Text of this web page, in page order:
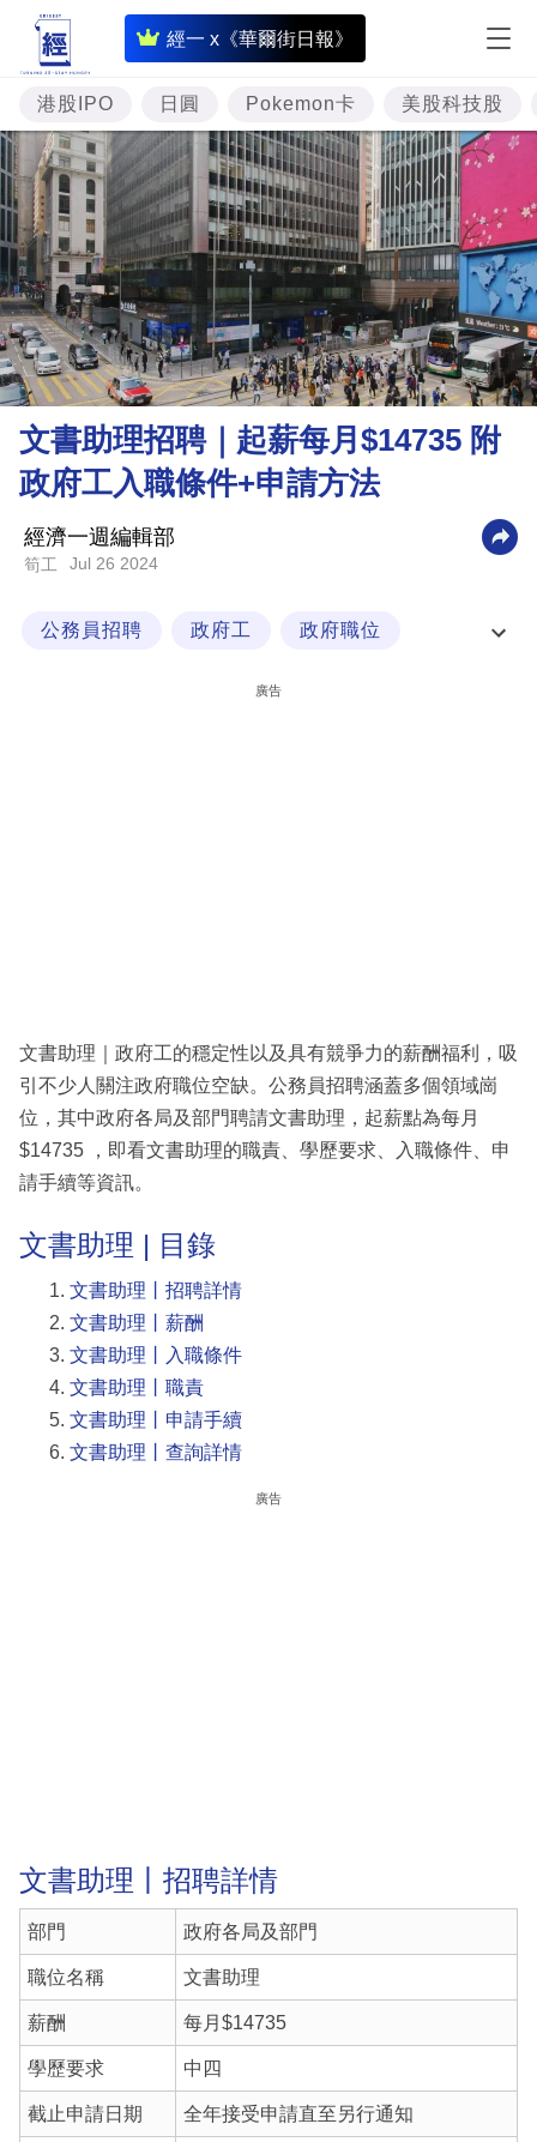
經一 x《華爾街日報》
即
時
財
經
專
題
投
資
樓
市
理
財
商
業
科
區
港股IPO 日圓 Pokemon卡 美股科技股
文書助理招聘｜起薪每月$14735 附
政府工入職條件+申請方法
經濟一週編輯部
筍工 Jul 26 2024
公務員招聘 政府工 政府職位
廣告
文書助理｜政府工的穩定性以及具有競爭力的薪酬福利，吸
引不少人關注政府職位空缺。公務員招聘涵蓋多個領域崗
位，其中政府各局及部門聘請文書助理，起薪點為每月
$14735 ，即看文書助理的職責、學歷要求、入職條件、申
請手續等資訊。
文書助理 | 目錄
文書助理丨招聘詳情
文書助理丨薪酬
文書助理丨入職條件
文書助理丨職責
文書助理丨申請手續
文書助理丨查詢詳情
廣告
文書助理丨招聘詳情
部門 政府各局及部門
職位名稱 文書助理
薪酬 每月$14735
學歷要求 中四
截止申請日期 全年接受申請直至另行通知